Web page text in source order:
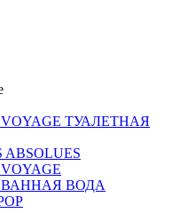
VOYAGE ТУАЛЕТНАЯ
ABSOLUES
ВОДА